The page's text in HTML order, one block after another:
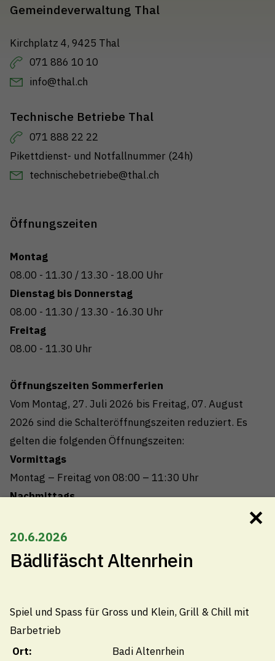
✕
20.6.2026
Bädlifäscht Altenrhein
Spiel und Spass für Gross und Klein, Grill & Chill mit
Barbetrieb
Ort:
Badi Altenrhein
Gemeindeverwaltung Thal
Kirchplatz 4, 9425 Thal
071 886 10 10
info@thal.ch
Technische Betriebe Thal
071 888 22 22
Pikettdienst- und Notfallnummer (24h)
technischebetriebe@thal.ch
Öffnungszeiten
Montag
08.00 - 11.30 / 13.30 - 18.00 Uhr
Dienstag bis Donnerstag
08.00 - 11.30 / 13.30 - 16.30 Uhr
Freitag
08.00 - 11.30 Uhr
Öffnungszeiten Sommerferien
Vom Montag, 27. Juli 2026 bis Freitag, 07. August
2026 sind die Schalteröffnungszeiten reduziert. Es
gelten die folgenden Öffnungszeiten:
Vormittags
Montag – Freitag von 08:00 – 11:30 Uhr
Nachmittags
Termine ausserhalb der Öffnungszeiten nach
Vereinbarung
Schule
Technische Betriebe